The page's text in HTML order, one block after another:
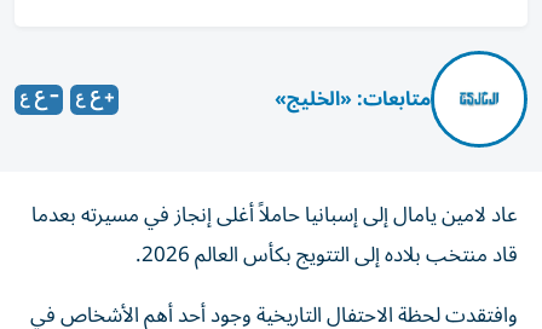
متابعات: «الخليج»
عاد لامين يامال إلى إسبانيا حاملاً أغلى إنجاز في مسيرته بعدما
قاد منتخب بلاده إلى التتويج بكأس العالم 2026.
وافتقدت لحظة الاحتفال التاريخية وجود أحد أهم الأشخاص في